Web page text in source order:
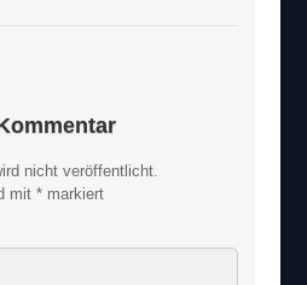
nicht veröffentlicht.
mit* markiert